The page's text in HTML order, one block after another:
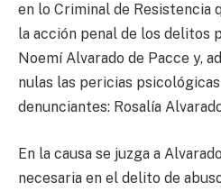
en lo Criminal de Resistencia
la acción penal de los delitos
Noemí Alvarado de Pacce y,
nulas las pericias
denunciantes: Rosalía
En la causa se juzga a
necesaria en el delito de